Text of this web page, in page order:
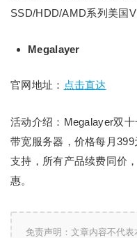
SSD/HDD/AMD系列美国
Megalayer
官网地址： 点击直达
活动介绍：Megalayer双
带宽服务器，价格每月
支持，所有产品续费同价
惠。
免责声明：文章内容不代